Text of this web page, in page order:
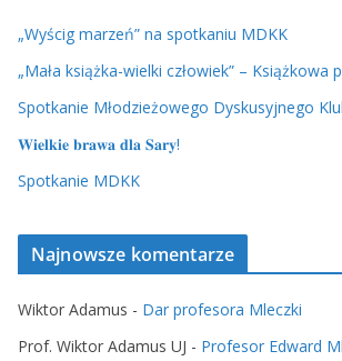
„Wyścig marzeń” na spotkaniu MDKK
„Mała książka-wielki człowiek” – Książkowa
Spotkanie Młodzieżowego Dyskusyjnego
𝐖𝐢𝐞𝐥𝐤𝐢𝐞 𝐛𝐫𝐚𝐰𝐚 𝐝𝐥𝐚 𝐒𝐚𝐫𝐲!
Spotkanie MDKK
Najnowsze komentarze
Wiktor Adamus - Dar profesora Mleczki
Prof. Wiktor Adamus UJ - Profesor Edward